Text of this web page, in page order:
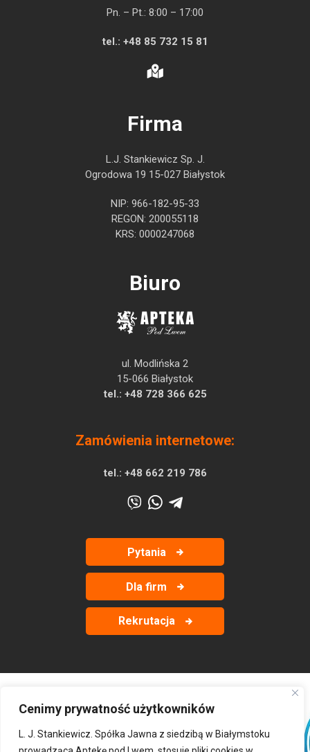
Cenimy prywatność użytkowników
L. J. Stankiewicz. Spółka Jawna z siedzibą w Białymstoku
Pn. – Pt.: 8:00 – 17:00
tel.: +48 85 732 15 81
Firma
L.J. Stankiewicz Sp. J.
Ogrodowa 19 15-027 Białystok
NIP: 966-182-95-33
REGON: 200055118
KRS: 0000247068
Biuro
ul. Modlińska 2
15-066 Białystok
tel.: +48 728 366 625
Zamówienia internetowe:
tel.: +48 662 219 786
Pytania
Dla firm
Rekrutacja
‹